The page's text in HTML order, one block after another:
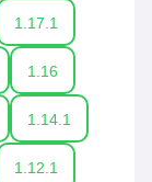
1.17.1
1.16
1.14.1
1.12.1